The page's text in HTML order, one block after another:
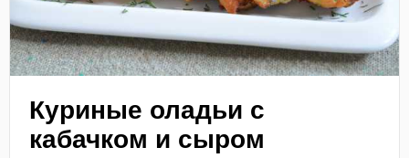
Куриные оладьи с
кабачком и сыром